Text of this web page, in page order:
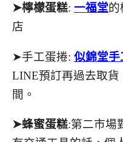
➤檸檬蛋糕: 一福堂的
店
➤手工蛋捲: 似錦堂手
LINE預訂再過去取
間。
➤蜂蜜蛋糕:第二市場